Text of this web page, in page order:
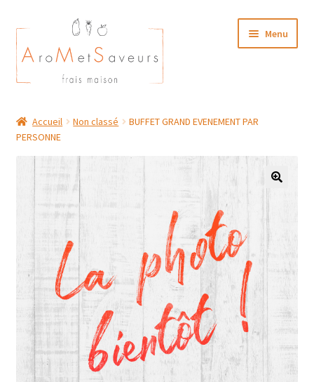
Aller
à
la
navigation
Aller
au
contenu
Menu
Plat du Jour/ Menu Week end
NOS BOUTIQUES
MON COMPTE
Accueil Non classé
BUFFET GRAND EVENEMENT PAR
PERSONNE